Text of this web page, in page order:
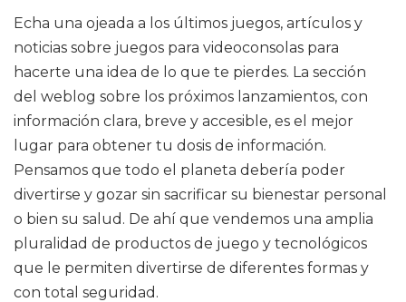
Echa una ojeada a los últimos juegos, artículos y
noticias sobre juegos para videoconsolas para
hacerte una idea de lo que te pierdes. La sección
del weblog sobre los próximos lanzamientos, con
información clara, breve y accesible, es el mejor
lugar para obtener tu dosis de información.
Pensamos que todo el planeta debería poder
divertirse y gozar sin sacrificar su bienestar personal
o bien su salud. De ahí que vendemos una amplia
pluralidad de productos de juego y tecnológicos
que le permiten divertirse de diferentes formas y
con total seguridad.